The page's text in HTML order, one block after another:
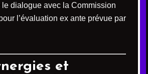
le dialogue avec la Commission
l’évaluation ex ante prévue par
et